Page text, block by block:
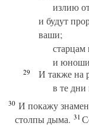
излию
и будут
ваши;
старцам
и юноши
29
И также на
в те
30 И покажу
столпы дыма. 31